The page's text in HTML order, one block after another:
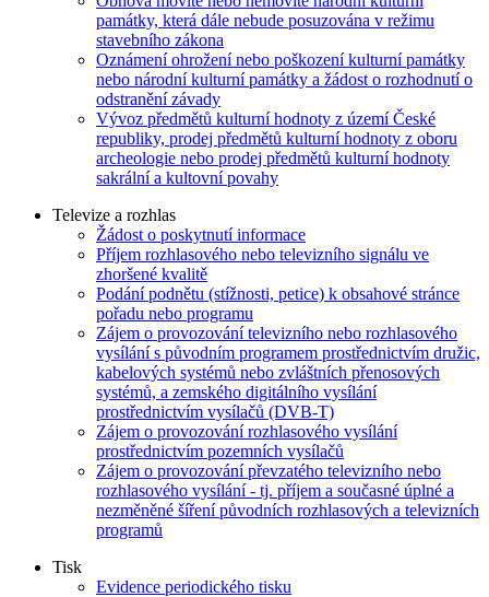
památky, která dále nebude posuzována v režimu
stavebního zákona
Oznámení ohrožení nebo poškození kulturní památky
nebo národní kulturní památky a žádost o rozhodnutí o
odstranění závady
Vývoz předmětů kulturní hodnoty z území České
republiky, prodej předmětů kulturní hodnoty z oboru
archeologie nebo prodej předmětů kulturní hodnoty
sakrální a kultovní povahy
Televize a rozhlas
Žádost o poskytnutí informace
Příjem rozhlasového nebo televizního signálu ve
zhoršené kvalitě
Podání podnětu (stížnosti, petice) k obsahové stránce
pořadu nebo programu
Zájem o provozování televizního nebo rozhlasového
vysílání s původním programem prostřednictvím družic,
kabelových systémů nebo zvláštních přenosových
systémů, a zemského digitálního vysílání
prostřednictvím vysílačů (DVB-T)
Zájem o provozování rozhlasového vysílání
prostřednictvím pozemních vysílačů
Zájem o provozování převzatého televizního nebo
rozhlasového vysílání - tj. příjem a současné úplné a
nezměněné šíření původních rozhlasových a televizních
programů
Tisk
Evidence periodického tisku